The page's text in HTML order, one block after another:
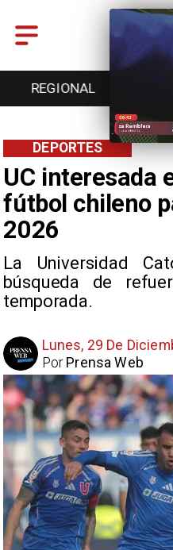
REGIONAL
UC interesada
fútbol chileno
2026
La Universidad
búsqueda de
temporada.
DEPORTES
Lunes, 29 De
Prensa Web
Por